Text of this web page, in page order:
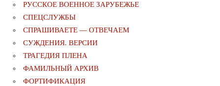
РУССКОЕ ВОЕННОЕ ЗАРУБЕЖЬЕ
СПЕЦСЛУЖБЫ
СПРАШИВАЕТЕ — ОТВЕЧАЕМ
СУЖДЕНИЯ. ВЕРСИИ
ТРАГЕДИЯ ПЛЕНА
ФАМИЛЬНЫЙ АРХИВ
ФОРТИФИКАЦИЯ